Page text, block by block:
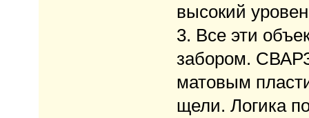
высокий
3. Все эти
забором.
матовым
щели. Логика